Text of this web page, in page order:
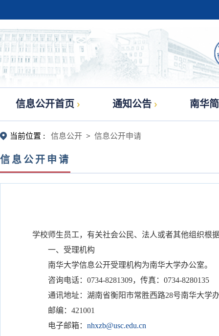
信息公开首页 通知公告 南华
当前位置 : 信息公开 > 信息公开申请
信息公开申请
学校师生员工，有关社会公民、法人或者其他组织根
一、受理机构
南华大学信息公开受理机构为南华大学办公室。
咨询电话：0734-8281309，传真：0734-8280135
通讯地址：湖南省衡阳市常胜西路28号南华大学
邮编：421001
电子邮箱： nhxzb@usc.edu.cn